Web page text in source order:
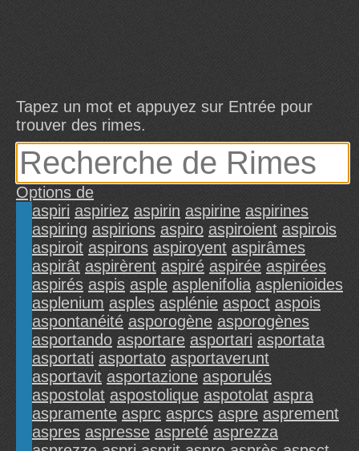
Tapez un mot et appuyez sur Entrée pour
trouver des rimes.
Options de
aspiri aspiriez aspirin aspirine aspirines
aspiring aspirions aspiro aspiroient aspirois
aspiroit aspirons aspiroyent aspirâmes
aspirât aspirèrent aspiré aspirée aspirées
aspirés aspis asple asplenifolia asplenioides
asplenium asples asplénie aspoct aspois
aspontanéité asporogène asporogènes
asportando asportare asportari asportata
asportati asportato asportaverunt
asportavit asportazione asporulés
aspostolat aspostolique aspotolat aspra
aspramente asprc asprcs aspre asprement
aspres aspresse aspreté asprezza